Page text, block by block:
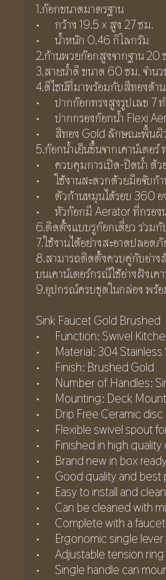
1.ก๊อกขนาดมาตรฐาน
•	กว้าง 19.5 x สูง 27 ซม.
•	น้ำหนัก 0.46 กิโลกรัม
2.ก้านพวยก๊อกสูงจากฐาน 20
3.สายน้ำดี ขนาด 60 ซม. จำนว
4.ดีไซน์ที่มาพร้อมกับสีทองด้า
•	ปากก๊อกทรงสูงรูปเลข
•	ปากกรองก๊อกน้ำ Flexi
•	สีทอง Gold ลักษณะพื้น
5.ก๊อกน้ำเย็นขึ้นจากเคาน์เต
•	ควบคุมการเปิด-ปิดน้ำ
•	ใช้งานสะดวกด้วยมือจั
•	ตัวก้านหมุนได้รอบ 360
•	หัวก๊อกมี Aerator ที่กรอ
6.ติดตั้งแบบรูก๊อกเดี่ยว ร่วมกั
7.ใช้งานได้อย่างสะอาดปลอด
8.สามารถติดตั้งควบคู่กับอ่าง
บนเคาน์เตอร์กรณีใช้อ่างฝังเ
9.อุปกรณ์ครบชุดในกล่อง พร้
Sink Faucet Gold Brushed
•	Function: Swivel
•	Material: 304
•	Finish: Brushed Gold
•	Number of Handles:
•	Mounting: Deck
•	Drip Free Ceramic
•	Flexible swivel spout
•	Finished in high
•	Brand new in box
•	Good quality and best
•	Easy to install and clean
•	Can be cleaned with
•	Complete with a
•	Ergonomic single
•	Adjustable tension
•	Single handle can